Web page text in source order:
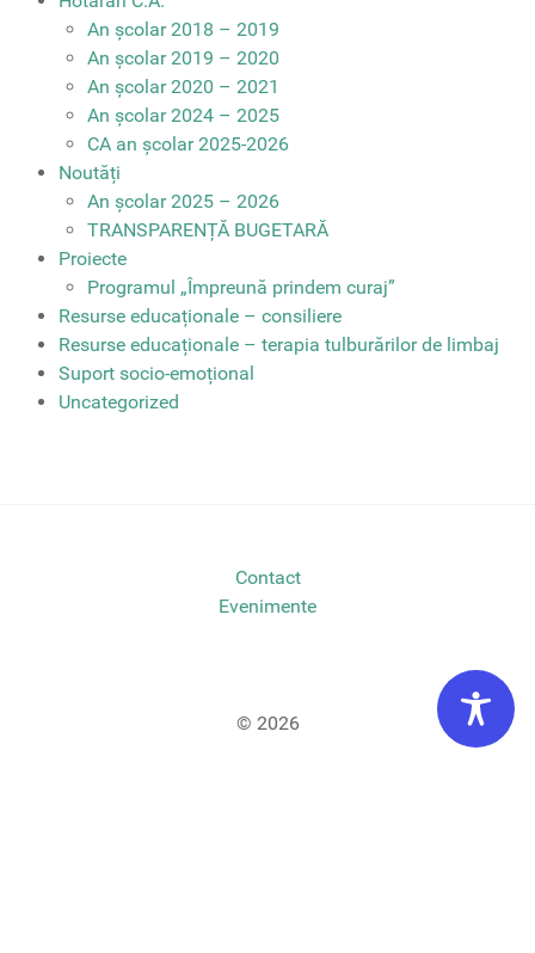
An școlar 2018 – 2019
An școlar 2019 – 2020
An școlar 2020 – 2021
An școlar 2024 – 2025
CA an școlar 2025-2026
Noutăți
An școlar 2025 – 2026
TRANSPARENȚĂ BUGETARĂ
Proiecte
Programul „Împreună prindem curaj”
Resurse educaționale – consiliere
Resurse educaționale – terapia tulburărilor de limbaj
Suport socio-emoțional
Uncategorized
Contact
Evenimente
© 2026